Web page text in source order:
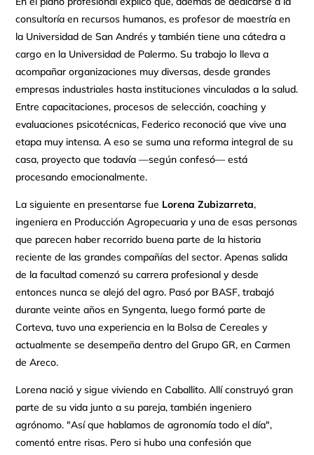
consultoría en recursos humanos, es profesor de maestría en
la Universidad de San Andrés y también tiene una cátedra a
cargo en la Universidad de Palermo. Su trabajo lo lleva a
acompañar organizaciones muy diversas, desde grandes
empresas industriales hasta instituciones vinculadas a la salud.
Entre capacitaciones, procesos de selección, coaching y
evaluaciones psicotécnicas, Federico reconoció que vive una
etapa muy intensa. A eso se suma una reforma integral de su
casa, proyecto que todavía —según confesó— está
procesando emocionalmente.
La siguiente en presentarse fue Lorena Zubizarreta,
ingeniera en Producción Agropecuaria y una de esas personas
que parecen haber recorrido buena parte de la historia
reciente de las grandes compañías del sector. Apenas salida
de la facultad comenzó su carrera profesional y desde
entonces nunca se alejó del agro. Pasó por BASF, trabajó
durante veinte años en Syngenta, luego formó parte de
Corteva, tuvo una experiencia en la Bolsa de Cereales y
actualmente se desempeña dentro del Grupo GR, en Carmen
de Areco.
Lorena nació y sigue viviendo en Caballito. Allí construyó gran
parte de su vida junto a su pareja, también ingeniero
agrónomo. "Así que hablamos de agronomía todo el día",
comentó entre risas. Pero si hubo una confesión que